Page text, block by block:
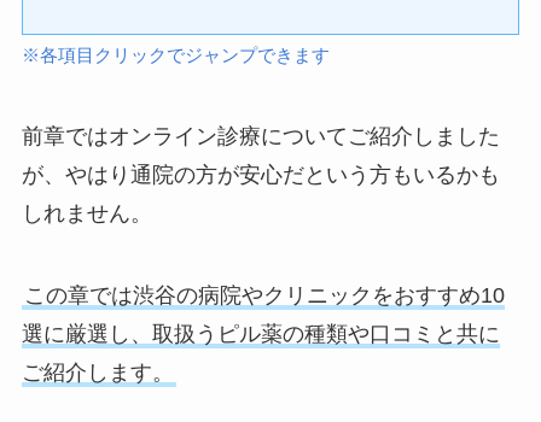
※各項目クリックでジャンプできます
前章ではオンライン診療についてご紹介しました
が、やはり通院の方が安心だという方もいるかも
しれません。
この章では渋谷の病院やクリニックをおすすめ10
選に厳選し、取扱うピル薬の種類や口コミと共に
ご紹介します。